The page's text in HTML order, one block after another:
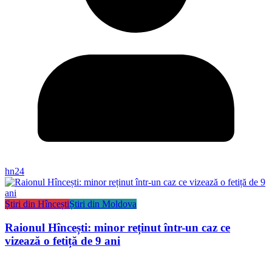
hn24
Știri din HînceștiȘtiri din Moldova
Raionul Hîncești: minor reținut într-un caz ce
vizează o fetiță de 9 ani